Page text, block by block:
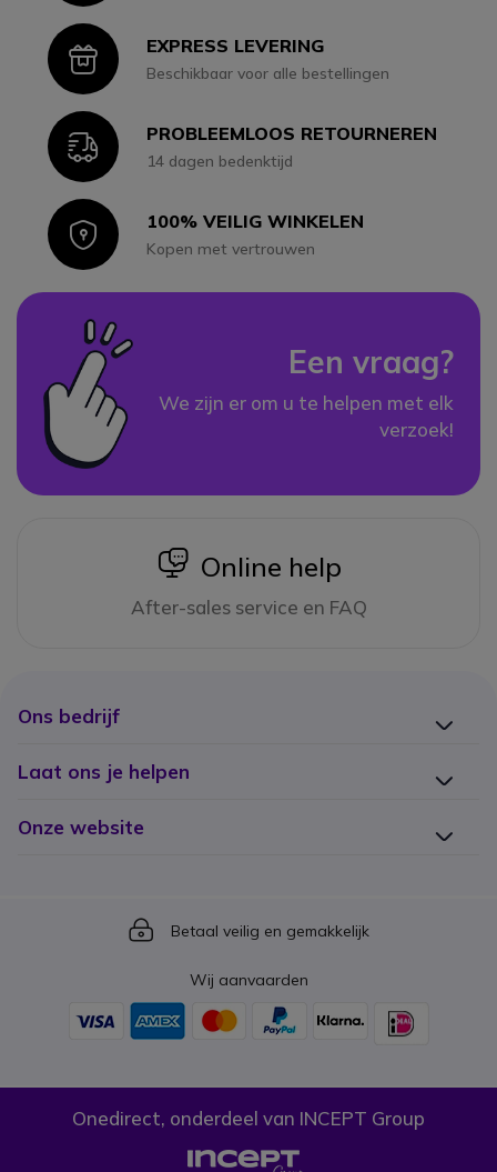
IconEXPRESS LEVERING
Beschikbaar voor alle bestellingen
IconPROBLEEMLOOS RETOURNEREN
14 dagen bedenktijd
Icon100% VEILIG WINKELEN
Kopen met vertrouwen
Een vraag?
We zijn er om u te helpen met elk
verzoek!
icon
Online help
After-sales service en FAQ
Ons bedrijf
Laat ons je helpen
Onze website
Icon
Betaal veilig en gemakkelijk
Wij aanvaarden
Onedirect, onderdeel van INCEPT Group